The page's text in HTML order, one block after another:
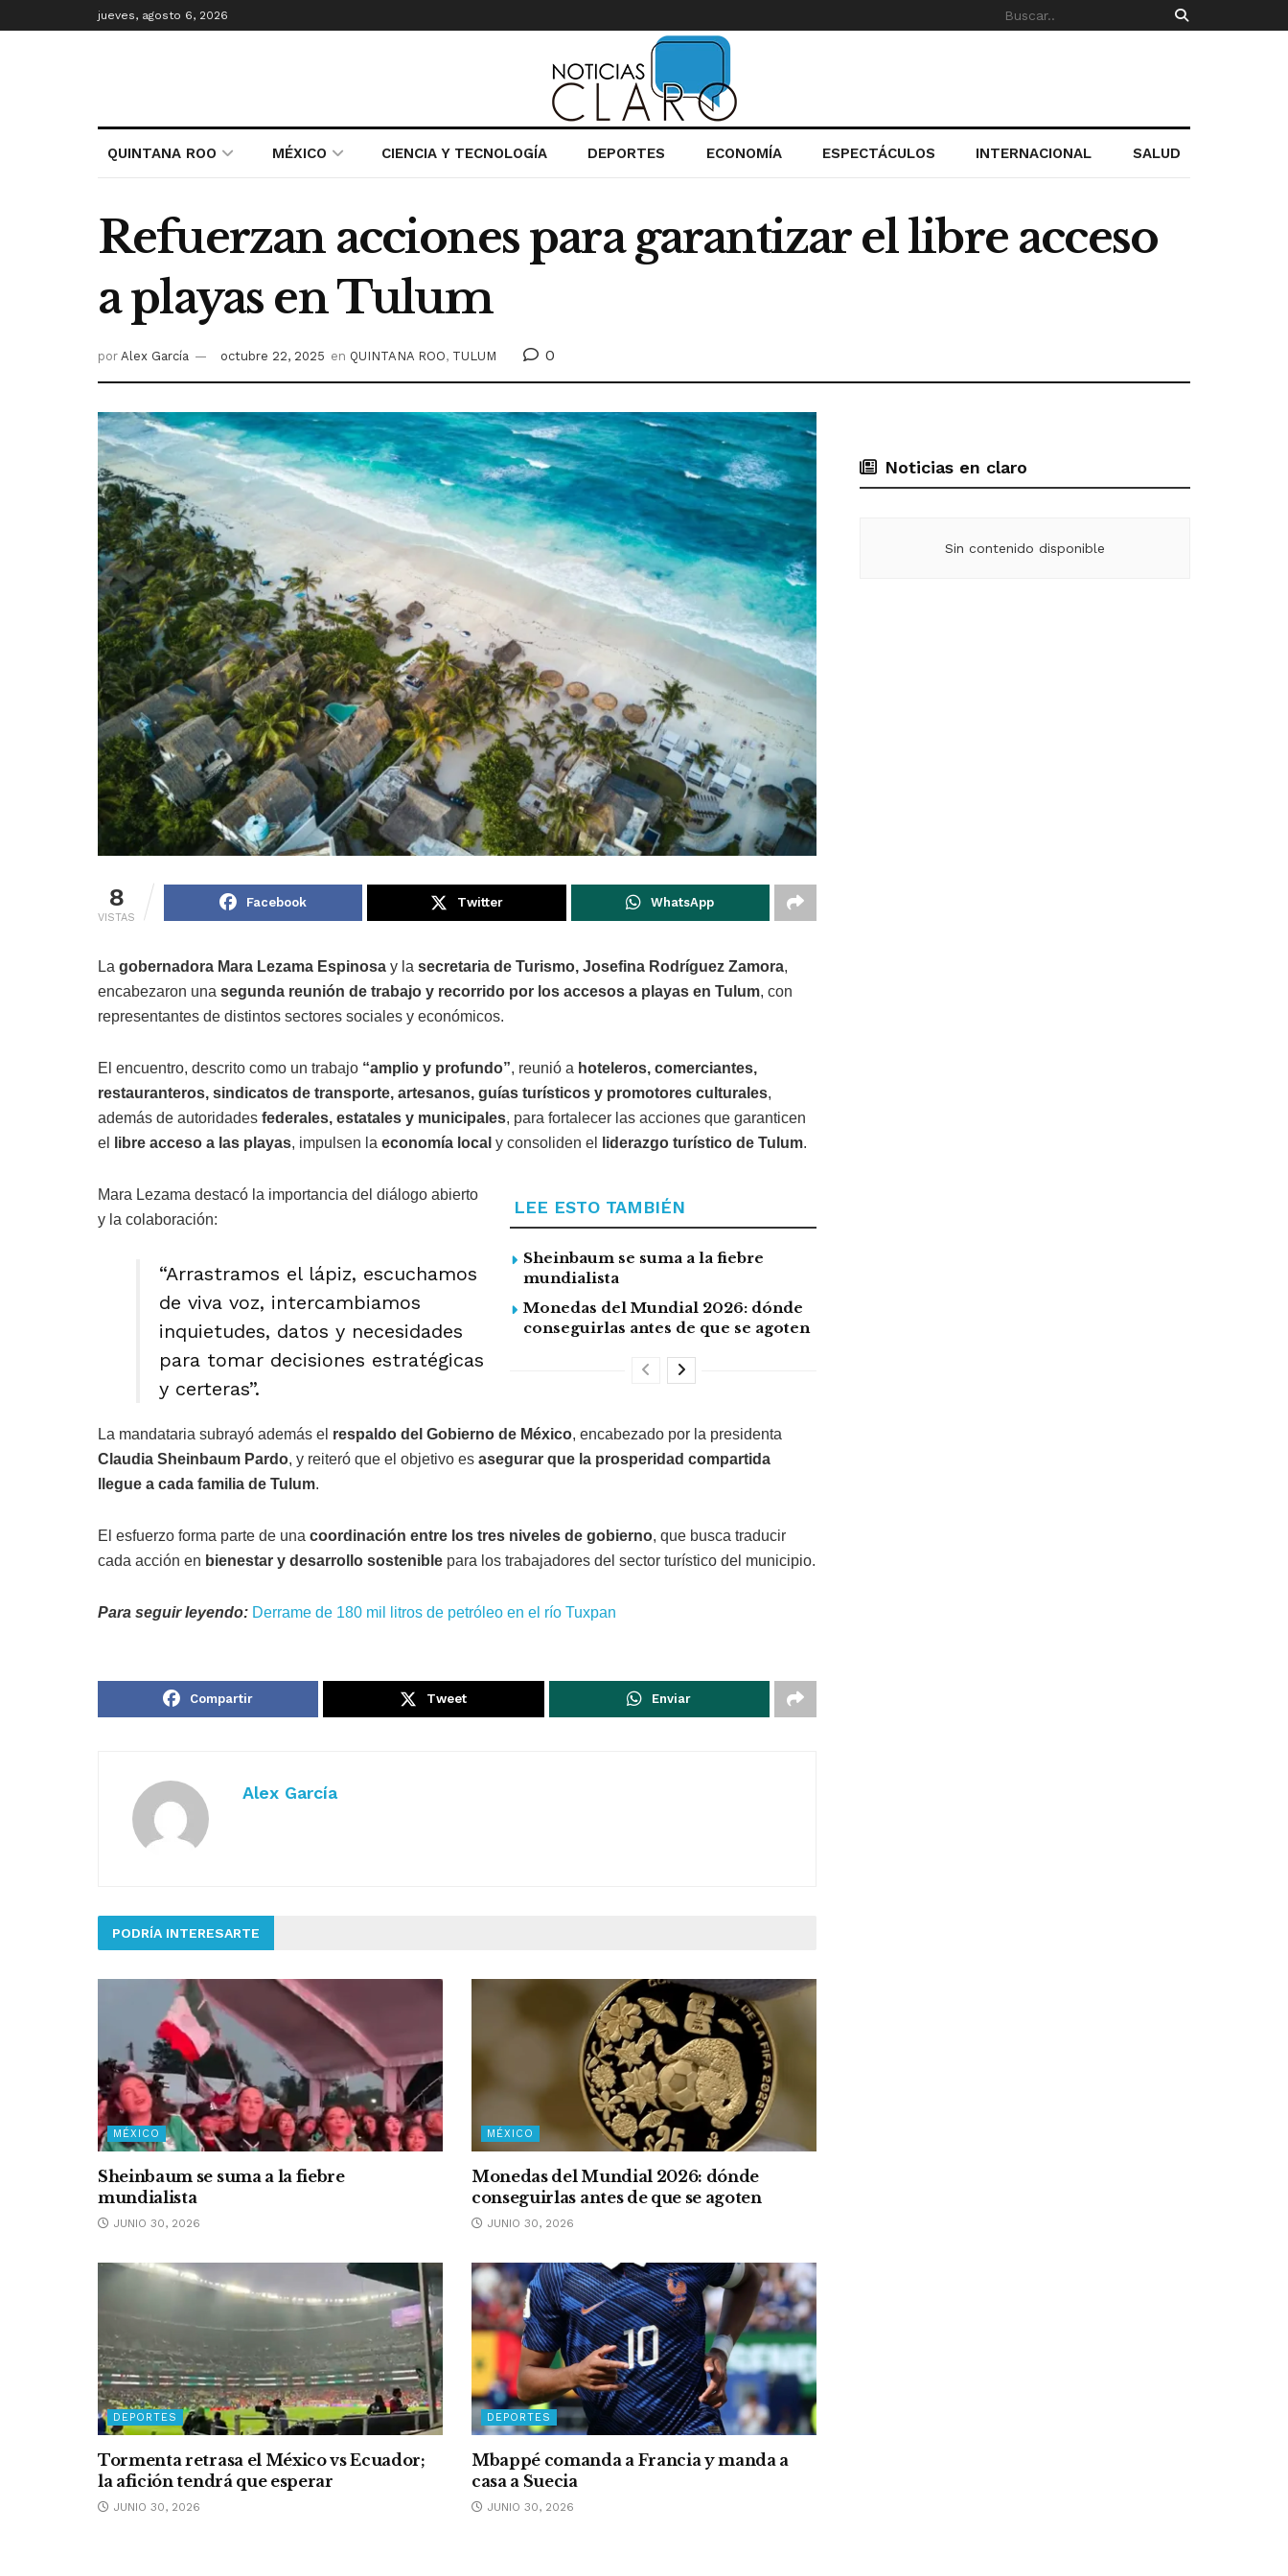
jueves, agosto 6, 2026
QUINTANA ROO MÉXICO CIENCIA Y TECNOLOGÍA DEPORTES ECONOMÍA ESPECTÁCULOS INTERNACIONAL SALUD
Refuerzan acciones para garantizar el libre acceso
a playas en Tulum
por Alex García octubre 22, 2025 en QUINTANA ROO, TULUM 0
8
VISTAS
Facebook Twitter WhatsApp
La gobernadora Mara Lezama Espinosa y la secretaria de Turismo, Josefina Rodríguez Zamora,
encabezaron una segunda reunión de trabajo y recorrido por los accesos a playas en Tulum, con
representantes de distintos sectores sociales y económicos.
El encuentro, descrito como un trabajo “amplio y profundo”, reunió a hoteleros, comerciantes,
restauranteros, sindicatos de transporte, artesanos, guías turísticos y promotores culturales,
además de autoridades federales, estatales y municipales, para fortalecer las acciones que garanticen
el
libre acceso a las playas, impulsen la economía local y consoliden el liderazgo turístico de Tulum.
LEE ESTO TAMBIÉN
Sheinbaum se suma a la fiebre
mundialista
Monedas del Mundial 2026: dónde
conseguirlas antes de que se agoten
Mara Lezama destacó la importancia del diálogo abierto
y la colaboración:
“Arrastramos el lápiz, escuchamos
de viva voz, intercambiamos
inquietudes, datos y necesidades
para tomar decisiones estratégicas
y certeras”.
La mandataria subrayó además el respaldo del Gobierno de México, encabezado por la presidenta
Claudia Sheinbaum Pardo, y reiteró que el objetivo es asegurar que la prosperidad compartida
llegue a cada familia de Tulum.
El esfuerzo forma parte de una coordinación entre los tres niveles de gobierno, que busca traducir
cada acción en bienestar y desarrollo sostenible para los trabajadores del sector turístico del municipio.
Para seguir leyendo: Derrame de 180 mil litros de petróleo en el río Tuxpan
Compartir Tweet Enviar
Alex García
PODRÍA INTERESARTE
MÉXICO
Sheinbaum se suma a la fiebre
mundialista
JUNIO 30, 2026
MÉXICO
Monedas del Mundial 2026: dónde
conseguirlas antes de que se agoten
JUNIO 30, 2026
DEPORTES
Tormenta retrasa el México vs Ecuador;
la afición tendrá que esperar
JUNIO 30, 2026
DEPORTES
Mbappé comanda a Francia y manda a
casa a Suecia
JUNIO 30, 2026
Noticias en claro
Sin contenido disponible